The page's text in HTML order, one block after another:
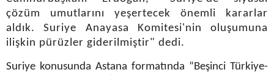
çözüm umutlarını yeşertecek önemli kararlar
aldık. Suriye Anayasa Komitesi'nin oluşumuna
ilişkin pürüzler giderilmiştir" dedi.
Suriye konusunda Astana formatında “Beşinci Türkiye-